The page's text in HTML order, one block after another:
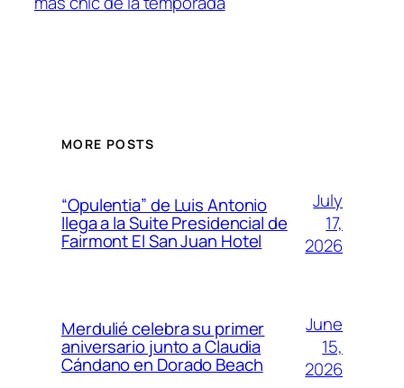
MORE POSTS
“Opulentia” de Luis Antonio
llega a la Suite Presidencial de
Fairmont El San Juan Hotel
July
17,
2026
Merdulié celebra su primer
aniversario junto a Claudia
Cándano en Dorado Beach
June
15,
2026